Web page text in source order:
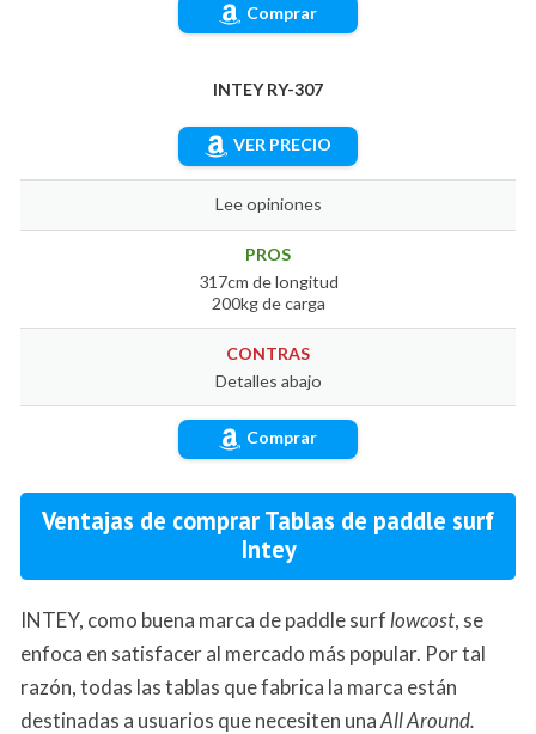
Comprar
INTEY RY-307
VER PRECIO
Lee opiniones
PROS
317cm de longitud
200kg de carga
CONTRAS
Detalles abajo
Comprar
Ventajas de comprar Tablas de paddle surf
Intey
INTEY, como buena marca de paddle surf lowcost, se
enfoca en satisfacer al mercado más popular. Por tal
razón, todas las tablas que fabrica la marca están
destinadas a usuarios que necesiten unaAll Around.